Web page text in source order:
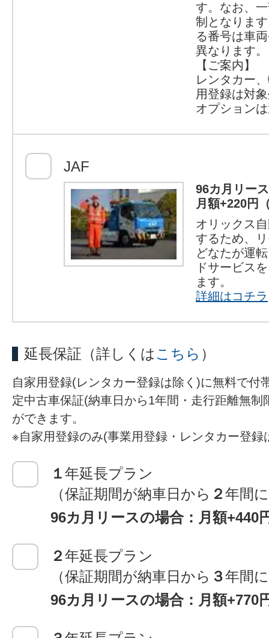
す。なお、
制となりま
る番号は車
異なります。
【ご案内】
レンタカー
用登録は対
オプション
JAF
96カ月リー
月額+220円
オリックス
するため、
どなたが運
ドサービス
ます。
詳細はコチラ
延長保証 （詳しくはこちら ）
自家用登録(レンタカー登録は除く)に無料で付
定中古車保証(納車日から1年間・走行距離無制
ができます。
※自家用登録のみ(事業用登録・レンタカー登録
１年延長プラン
（保証期間が納車日から ２年間
96カ月リースの場合：月額+440
２年延長プラン
（保証期間が納車日から ３年間
96カ月リースの場合：月額+770